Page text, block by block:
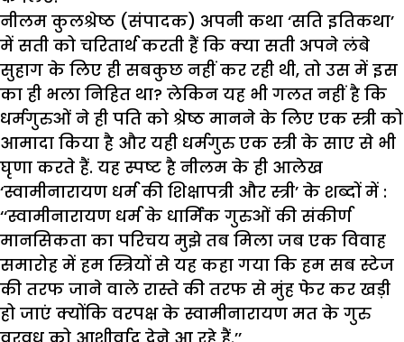
नीलम कुलश्रेष्ठ (संपादक) अपनी कथा ‘सति इतिकथा’
में सती को चरितार्थ करती हैं कि क्या सती अपने लंबे
सुहाग के लिए ही सबकुछ नहीं कर रही थी, तो उस में इस
का ही भला निहित था? लेकिन यह भी गलत नहीं है कि
धर्मगुरुओं ने ही पति को श्रेष्ठ मानने के लिए एक स्त्री को
आमादा किया है और यही धर्मगुरु एक स्त्री के साए से भी
घृणा करते हैं. यह स्पष्ट है नीलम के ही आलेख
‘स्वामीनारायण धर्म की शिक्षापत्री और स्त्री’ के शब्दों में :
‘‘स्वामीनारायण धर्म के धार्मिक गुरुओं की संकीर्ण
मानसिकता का परिचय मुझे तब मिला जब एक विवाह
समारोह में हम स्त्रियों से यह कहा गया कि हम सब स्टेज
की तरफ जाने वाले रास्ते की तरफ से मुंह फेर कर खड़ी
हो जाएं क्योंकि वरपक्ष के स्वामीनारायण मत के गुरु